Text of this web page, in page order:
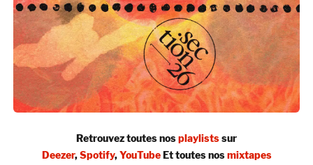
Retrouvez toutes nosplaylistssur
Deezer,Spotify,YouTubeEt toutes nosmixtapes